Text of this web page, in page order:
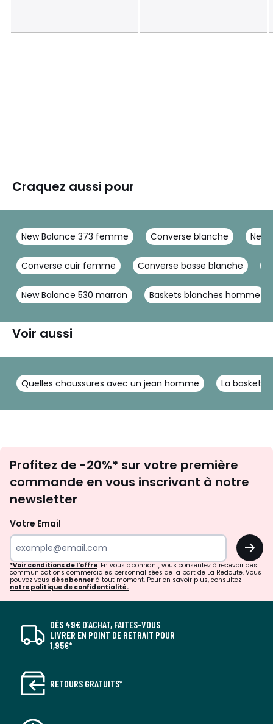
Craquez aussi pour
New Balance 373 femme Converse blanche New
Converse cuir femme Converse basse blanche
New Balance 530 marron Baskets blanches homme
Voir aussi
Quelles chaussures avec un jean homme La basket
newsletter
Profitez de -20%* sur votre première
commande en vous inscrivant à notre
newsletter
Votre Email
OK
*Voir conditions de l'offre. En vous abonnant, vous consentez à recevoir des
communications commerciales personnalisées de la part de La Redoute. Vous
pouvez vous désabonner à tout moment. Pour en savoir plus, consultez
notre politique de confidentialité.
DÈS 49€ D’ACHAT, FAITES-VOUS
LIVRER EN POINT DE RETRAIT POUR
1,95€*
RETOURS GRATUITS*